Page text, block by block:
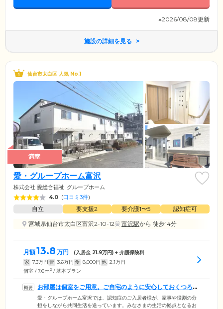
※2026/08/08更新
施設の詳細を見る
仙台市太白区 人気 No.1
満室
愛・グループホーム富沢
株式会社 愛総合福祉 グループホーム
4.0 (口コミ3件)
自立 要支援2 要介護1〜5
認知症可
宮城県仙台市太白区富沢2-10-12
富沢駅から 徒歩14分
月額13.8 万円 (入居金 21.9万円) + 介護保険料
家 7.3万円 管 3.6万円 食 8,000円 他 2.1万円
個室 / 7.6m2 / 基本プラン
お部屋は個室をご用意。ご自宅のように安心しておくつろぎ
ください
愛・グループホーム富沢では、認知症のご入居者様が、家事や役割の分
担をしながら共同生活を送っています。みなさまの生活の拠点となるお